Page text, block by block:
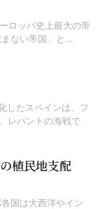
ロッパ史上最大の帝
ない帝国」と...
したスペインは、フ
レパントの海戦で
植民地支配
国は大西洋やイン